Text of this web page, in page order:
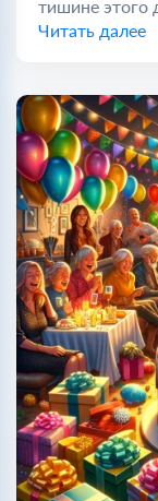
тишине этого
Читать далее